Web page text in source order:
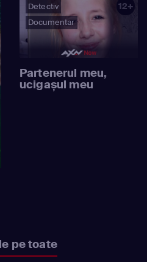
Detectiv
Documentar
12+
Partenerul meu,
ucigașul meu
pe toate